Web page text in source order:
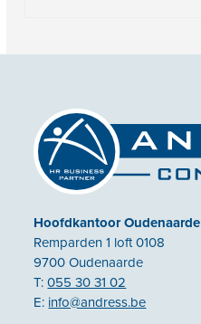
Hoofdkantoor Oudenaarde
Remparden 1 loft 0108
9700 Oudenaarde
T:055 30 31 02
E: info@andress.be